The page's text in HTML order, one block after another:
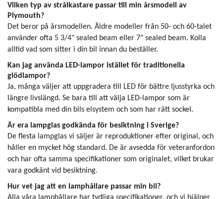
Vilken typ av strålkastare passar till min årsmodell av
Plymouth?
Det beror på årsmodellen. Äldre modeller från 50- och 60-talet
använder ofta 5 3/4" sealed beam eller 7" sealed beam. Kolla
alltid vad som sitter i din bil innan du beställer.
Kan jag använda LED-lampor istället för traditionella
glödlampor?
Ja, många väljer att uppgradera till LED för bättre ljusstyrka och
längre livslängd. Se bara till att välja LED-lampor som är
kompatibla med din bils elsystem och som har rätt sockel.
Är era lampglas godkända för besiktning i Sverige?
De flesta lampglas vi säljer är reproduktioner efter original, och
håller en mycket hög standard. De är avsedda för veteranfordon
och har ofta samma specifikationer som originalet, vilket brukar
vara godkänt vid besiktning.
Hur vet jag att en lamphållare passar min bil?
Alla våra lamphållare har tydliga specifikationer, och vi hjälper